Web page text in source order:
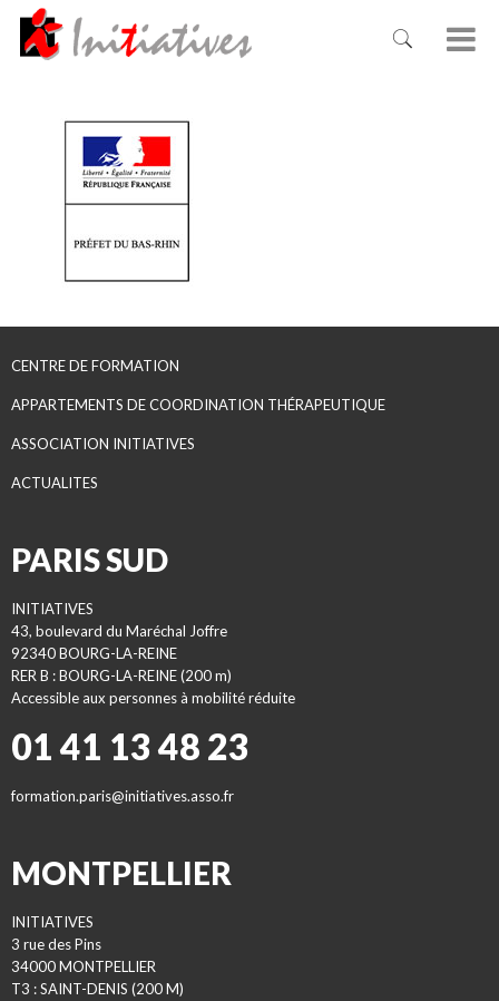
CENTRE DE FORMATION
APPARTEMENTS DE COORDINATION THÉRAPEUTIQUE
ASSOCIATION INITIATIVES
ACTUALITES
PARIS SUD
INITIATIVES
43, boulevard du Maréchal Joffre
92340 BOURG-LA-REINE
RER B : BOURG-LA-REINE (200 m)
Accessible aux personnes à mobilité réduite
01 41 13 48 23
formation.paris@initiatives.asso.fr
MONTPELLIER
INITIATIVES
3 rue des Pins
34000 MONTPELLIER
T3 : SAINT-DENIS (200 M)